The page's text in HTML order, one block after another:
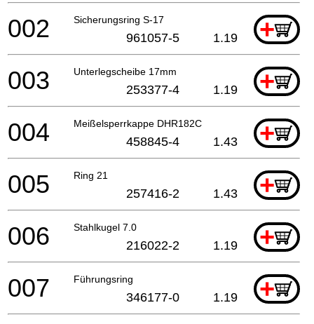
Sicherungsring S-17 +
002 961057-5 1.19
Unterlegscheibe 17mm +
003 253377-4 1.19
Meißelsperrkappe DHR182C +
004 458845-4 1.43
Ring 21 +
005 257416-2 1.43
Stahlkugel 7.0 +
006 216022-2 1.19
Führungsring +
007 346177-0 1.19